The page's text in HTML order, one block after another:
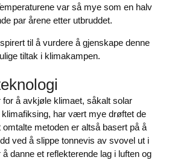
var så mye som en halv
par årene etter utbruddet.
til å vurdere å gjenskape denne
tiltak i klimakampen.
for å avkjøle klimaet, såkalt solar
klimafiksing, har vært mye drøftet de
metoden er altså basert på å
ved å slippe tonnevis av svovel ut i
danne et reflekterende lag i luften og